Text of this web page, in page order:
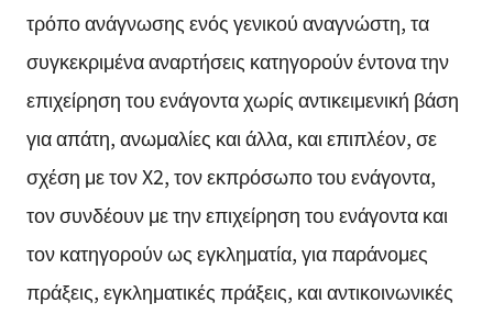
τρόπο ανάγνωσης ενός γενικού αναγνώστη, τα
συγκεκριμένα αναρτήσεις κατηγορούν έντονα την
επιχείρηση του ενάγοντα χωρίς αντικειμενική βάση
για απάτη, ανωμαλίες και άλλα, και επιπλέον, σε
σχέση με τον X2, τον εκπρόσωπο του ενάγοντα,
τον συνδέουν με την επιχείρηση του ενάγοντα και
τον κατηγορούν ως εγκληματία, για παράνομες
πράξεις, εγκληματικές πράξεις, και αντικοινωνικές